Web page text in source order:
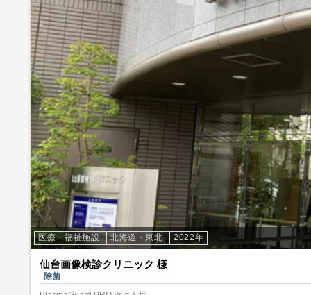
医療・福祉施設 北海道・東北 2022年
仙台画像検診クリニック 様
除菌